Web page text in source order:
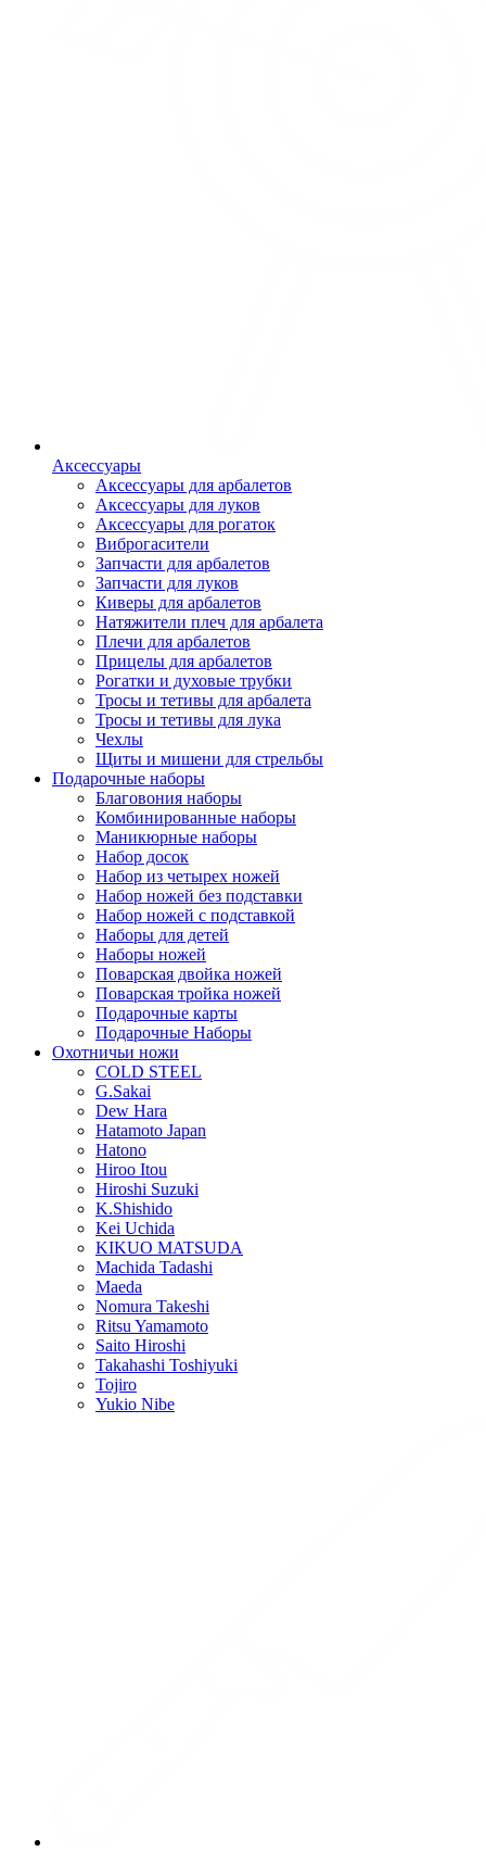
Аксессуары
Аксессуары для арбалетов
Аксессуары для луков
Аксессуары для рогаток
Виброгасители
Запчасти для арбалетов
Запчасти для луков
Киверы для арбалетов
Натяжители плеч для арбалета
Плечи для арбалетов
Прицелы для арбалетов
Рогатки и духовые трубки
Тросы и тетивы для арбалета
Тросы и тетивы для лука
Чехлы
Щиты и мишени для стрельбы
Подарочные наборы
Благовония наборы
Комбинированные наборы
Маникюрные наборы
Набор досок
Набор из четырех ножей
Набор ножей без подставки
Набор ножей с подставкой
Наборы для детей
Наборы ножей
Поварская двойка ножей
Поварская тройка ножей
Подарочные карты
Подарочные Наборы
Охотничьи ножи
COLD STEEL
G.Sakai
Dew Hara
Hatamoto Japan
Hatono
Hiroo Itou
Hiroshi Suzuki
K.Shishido
Kei Uchida
KIKUO MATSUDA
Machida Tadashi
Maeda
Nomura Takeshi
Ritsu Yamamoto
Saito Hiroshi
Takahashi Toshiyuki
Tojiro
Yukio Nibe